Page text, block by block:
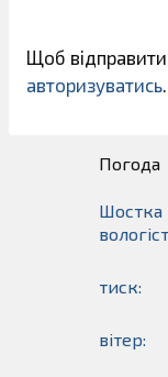
Щоб
авторизуватись
Погода
Шостка
тиск:
вітер: